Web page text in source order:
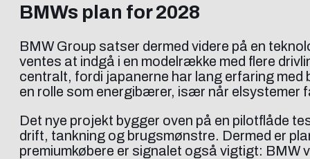
BMWs plan for 2028
BMW Group satser dermed videre på en
ventes at indgå i en modelrække med flere
centralt, fordi japanerne har lang erfaring
en rolle som energibærer, især når elsystemer
Det nye projekt bygger oven på en pilotflåde
drift, tankning og brugsmønstre. Dermed er
premiumkøbere er signalet også vigtigt: BMW